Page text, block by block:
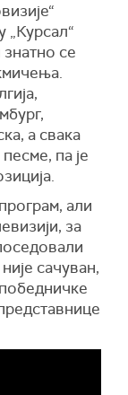
„Курсал“
се
а свака
па је
али
за
сачуван,